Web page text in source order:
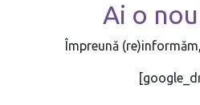
Ai o
Împreună